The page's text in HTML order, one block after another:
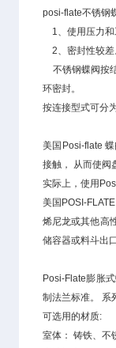
posi-flate不锈钢
1、使用压力和
2、密封性较差
不锈钢蝶阀按
环密封。
按连接型式可分
美国Posi-flate
接触， 从而使阀
实际上，使用
美国POSI-
烯尼龙或其他高
储容器或料斗出
Posi-Flate膨胀
制法兰标准。 系
可选用的材质:
室体： 铸铁、不